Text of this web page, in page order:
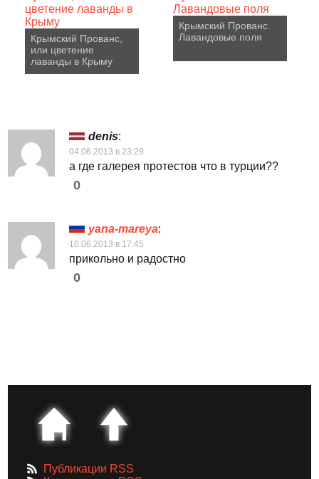
Крымский Прованс,
или цветение
лаванды в Крыму
Крымский Прованс.
Лавандовые поля
denis:
04.06.2013 в 23:29
а где галерея протестов что в турции??
0
yana-mareya:
10.06.2013 в 17:45
прикольно и радостно
0
Публикации RSS